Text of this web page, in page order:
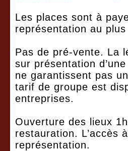
Les places sont à
représentation au
Pas de pré-vente. La
sur présentation
ne garantissent pas
tarif de groupe est
entreprises.
Ouverture des lieux
restauration. L’accès
représentation.